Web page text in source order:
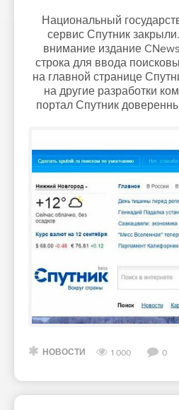
Национальный
сервис Спутник
внимание издание
строка для ввода
на главной странице
на другие разработки
портал Спутник
НОВОСТИ 1 000 0